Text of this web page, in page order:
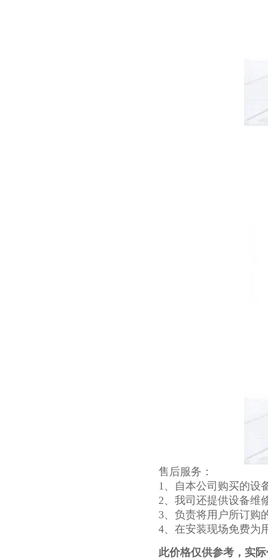
售后服务：
1、自本公司购买的设
2、我司还提供设备维
3、负责将用户所订购
4、在安装现场免费为
此价格仅供参考，实